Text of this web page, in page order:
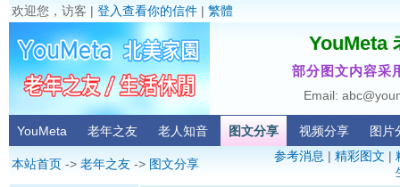
欢迎您，访客 | 登入查看你的信件 | 繁體
YouMeta
部分图文内容采
Email:
YouMeta 老年之友 老人知音 图文分享 视频分享 图片
本站首页 -> 老年之友 -> 图文分享
参考消息 | 精彩图文 |